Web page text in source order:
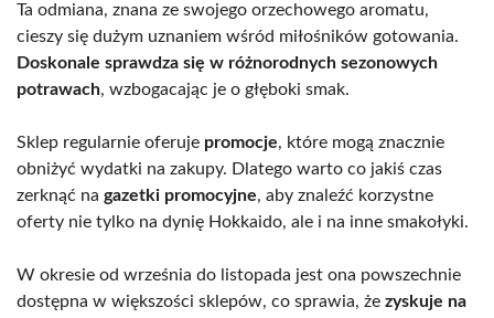
Ta odmiana, znana ze swojego orzechowego aromatu,
cieszy się dużym uznaniem wśród miłośników gotowania.
Doskonale sprawdza się w różnorodnych sezonowych
potrawach, wzbogacając je o głęboki smak.
Sklep regularnie oferuje promocje, które mogą znacznie
obniżyć wydatki na zakupy. Dlatego warto co jakiś czas
zerknąć na gazetki promocyjne, aby znaleźć korzystne
oferty nie tylko na dynię Hokkaido, ale i na inne smakołyki.
W okresie od września do listopada jest ona powszechnie
dostępna w większości sklepów, co sprawia, że zyskuje na